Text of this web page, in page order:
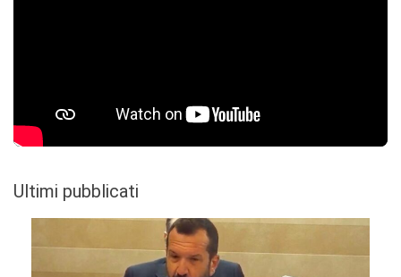
Ultimi pubblicati